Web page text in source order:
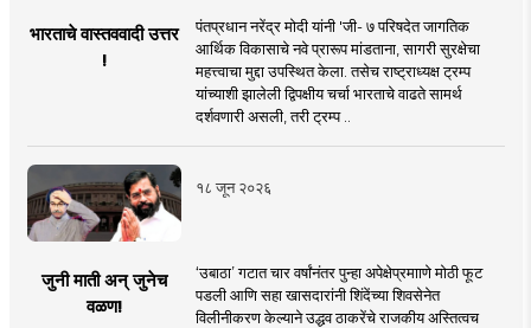
भारताचे वास्तववादी उत्तर
!
पंतप्रधान नरेंद्र मोदी यांनी 'जी- ७ परिषदेत जागतिक
आर्थिक विकासाचे नवे प्रारूप मांडताना, सागरी सुरक्षेचा
महत्त्वाचा मुद्दा उपस्थित केला. तसेच राष्ट्राध्यक्ष ट्रम्प
यांच्याशी झालेली द्विपक्षीय चर्चा भारताचे वाढते सामर्थ
दर्शवणारी असली, तरी ट्रम्प ..
१८ जून २०२६
जुनी माती अन् जुनेच
वळण!
‘उबाठा’ गटात चार वर्षांनंतर पुन्हा अपेक्षेप्रमााणे मोठी फूट
पडली आणि सहा खासदारांनी शिंदेंच्या शिवसेनेत
विलीनीकरण केल्याने उद्धव ठाकरेंचे राजकीय अस्तित्वच